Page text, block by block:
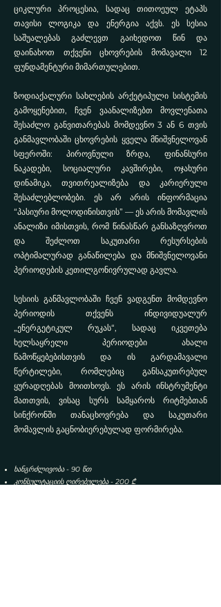
ციკლური პროცესია, სადაც თითოეულ ეტაპს
თავისი ლოგიკა და ენერგია აქვს. ეს სესია
საშუალებას გაძლევთ გაიხედოთ წინ და
დაინახოთ თქვენი ცხოვრების მომავალი 12
ფუნდამენტური მიმართულებით.
ზოდიაქალური სახლების არქეტიპული სისტემის
გამოყენებით, ჩვენ ვაანალიზებთ მოვლენათა
შესაძლო განვითარებას მომდევნო 3 ან 6 თვის
განმავლობაში ცხოვრების ყველა მნიშვნელოვან
სფეროში: პიროვნული ზრდა, ფინანსური
ნაკადები, სოციალური კავშირები, ოჯახური
დინამიკა, თვითრეალიზება და კარიერული
შესაძლებლობები. ეს არ არის ინფორმაცია
“პასიური მოლოდინისთვის” — ეს არის მომავლის
ანალიზი იმისთვის, რომ წინასწარ განსაზღვროთ
და შეძლოთ საკუთარი რესურსების
ოპტიმალურად განაწილება და მნიშვნელოვანი
პერიოდების კეთილგონივრულად გავლა.
სესიის განმავლობაში ჩვენ ვადგენთ მომდევნო
პერიოდის თქვენს ინდივიდუალურ
„ენერგეტიკულ რუკას“, სადაც იკვეთება
ხელსაყრელი პერიოდები ახალი
წამოწყებებისთვის და ის გარდამავალი
წერტილები, რომლებიც განსაკუთრებულ
ყურადღებას მოითხოვს. ეს არის ინსტრუმენტი
მათთვის, ვისაც სურს სამყაროს რიტმებთან
სინქრონში თანაცხოვრება და საკუთარი
მომავლის გაცნობიერებულად ფორმირება.
ხანგრძლივობა - 90 წთ
კონსულტაციის ღირებულება - 200 ₾